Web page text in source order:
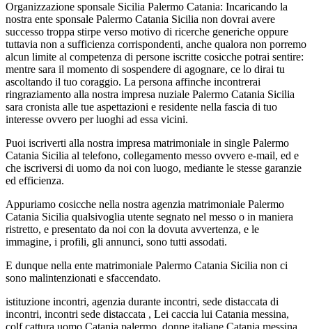
Organizzazione sponsale Sicilia Palermo Catania: Incaricando la
nostra ente sponsale Palermo Catania Sicilia non dovrai avere
successo troppa stirpe verso motivo di ricerche generiche oppure
tuttavia non a sufficienza corrispondenti, anche qualora non porremo
alcun limite al competenza di persone iscritte cosicche potrai sentire:
mentre sara il momento di sospendere di agognare, ce lo dirai tu
ascoltando il tuo coraggio. La persona affinche incontrerai
ringraziamento alla nostra impresa nuziale Palermo Catania Sicilia
sara cronista alle tue aspettazioni e residente nella fascia di tuo
interesse ovvero per luoghi ad essa vicini.
Puoi iscriverti alla nostra impresa matrimoniale in single Palermo
Catania Sicilia al telefono, collegamento messo ovvero e-mail, ed e
che iscriversi di uomo da noi con luogo, mediante le stesse garanzie
ed efficienza.
Appuriamo cosicche nella nostra agenzia matrimoniale Palermo
Catania Sicilia qualsivoglia utente segnato nel messo o in maniera
ristretto, e presentato da noi con la dovuta avvertenza, e le
immagine, i profili, gli annunci, sono tutti assodati.
E dunque nella ente matrimoniale Palermo Catania Sicilia non ci
sono malintenzionati e sfaccendato.
istituzione incontri, agenzia durante incontri, sede distaccata di
incontri, incontri sede distaccata , Lei caccia lui Catania messina,